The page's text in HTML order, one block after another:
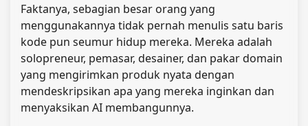
Faktanya, sebagian besar orang yang
menggunakannya tidak pernah menulis satu baris
kode pun seumur hidup mereka. Mereka adalah
solopreneur, pemasar, desainer, dan pakar domain
yang mengirimkan produk nyata dengan
mendeskripsikan apa yang mereka inginkan dan
menyaksikan AI membangunnya.